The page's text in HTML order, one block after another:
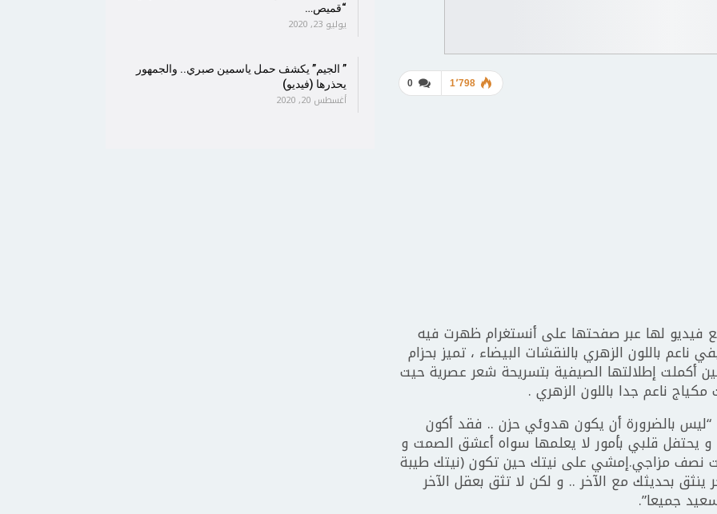
0 1٬798
فيديو لها عبر صفحتها على أنستغرام ظهرت فيه
باللون الزهري بالنقشات البيضاء ، تميز بحزام
أكملت إطلالتها الصيفية بتسريحة شعر عصرية حيت
ناعم جدا باللون الزهري .
“ليس بالضرورة أن يكون هدوئي حزن .. فقد أكون
و يحتفل قلبي بأمور لا يعلمها سواه أعشق الصمت و
نصف مزاجي.إمشي على نيتك حين تكون (نيتك طيبة
ينثق بحديثك مع الآخر .. و لكن لا تثق بعقل الآخر
جميعا”.
“قميص…
يوليو 23, 2020
” الجيم” يكشف حمل ياسمين صبري.. والجمهور
يحذرها (فيديو)
أغسطس 20, 2020